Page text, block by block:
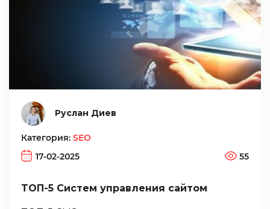
Руслан Диев
Категория: SEO
17-02-2025
55
ТОП-5 Систем управления сайтом